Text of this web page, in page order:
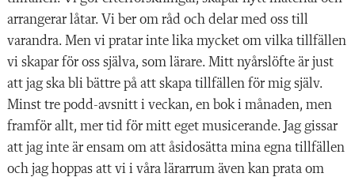
arrangerar låtar. Vi ber om råd och delar med oss till
varandra. Men vi pratar inte lika mycket om vilka tillfällen
vi skapar för oss själva, som lärare. Mitt nyårslöfte är just
att jag ska bli bättre på att skapa tillfällen för mig själv.
Minst tre podd-avsnitt i veckan, en bok i månaden, men
framför allt, mer tid för mitt eget musicerande. Jag gissar
att jag inte är ensam om att åsidosätta mina egna tillfällen
och jag hoppas att vi i våra lärarrum även kan prata om